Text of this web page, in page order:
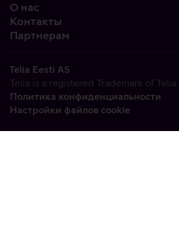
О нас
Контакты
Партнерам
Telia Eesti AS
Telia is a registered Trademark of Telia
Политика конфиденциальности
Настройки файлов cookie